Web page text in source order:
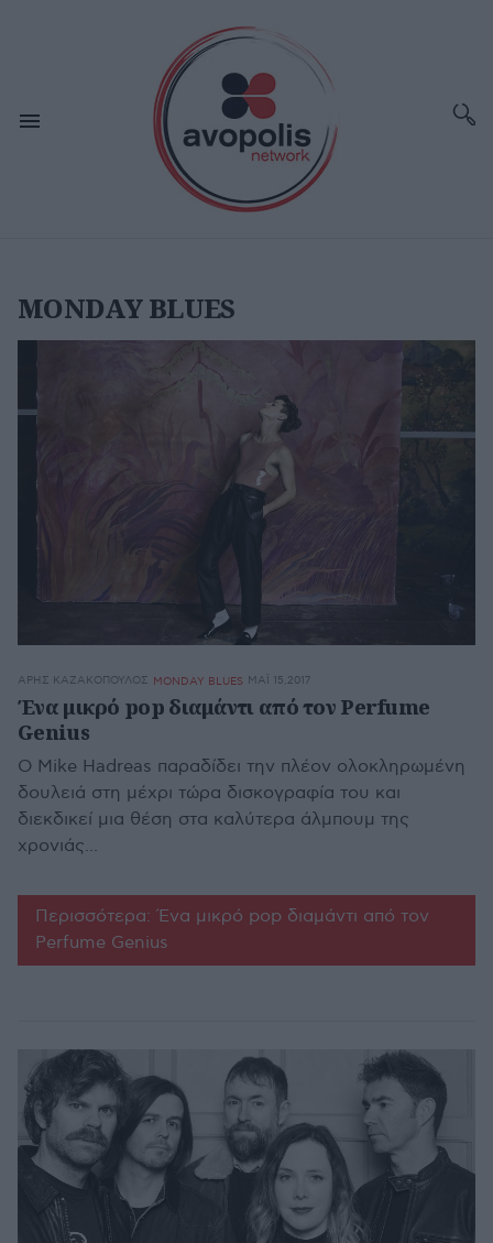
MONDAY BLUES
ΆΡΗΣ ΚΑΖΑΚΌΠΟΥΛΟΣ MONDAY BLUES ΜΆΙ 15,2017
Ένα μικρό pop διαμάντι από τον Perfume
Genius
Ο Mike Hadreas παραδίδει την πλέον ολοκληρωμένη
δουλειά στη μέχρι τώρα δισκογραφία του και
διεκδικεί μια θέση στα καλύτερα άλμπουμ της
χρονιάς...
Περισσότερα: Ένα μικρό pop διαμάντι από τον
Perfume Genius